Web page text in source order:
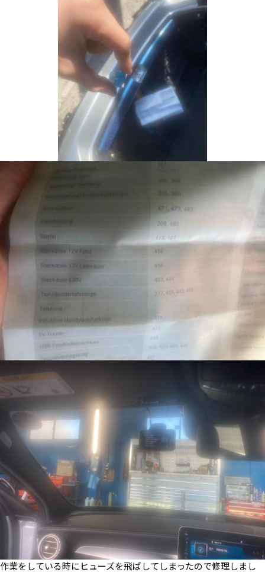
作業をしている時にヒューズを飛ばしてしまったので修理しまし